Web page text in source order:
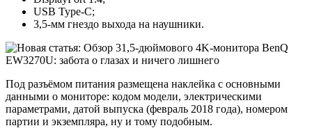
USB Type-C;
3,5-мм гнездо выхода на наушники.
Под разъёмом питания размещена наклейка с основными
данными о мониторе: кодом модели, электрическими
параметрами, датой выпуска (февраль 2018 года), номером
партии и экземпляра, ну и тому подобным.